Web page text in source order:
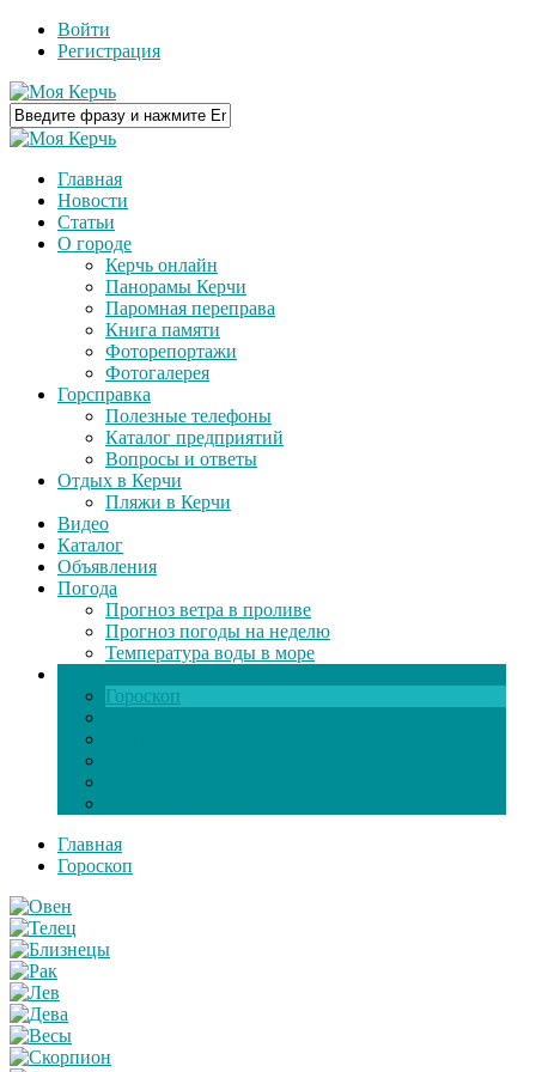
Войти
Регистрация
Главная
Новости
Статьи
О городе
Керчь онлайн
Панорамы Керчи
Паромная переправа
Книга памяти
Фоторепортажи
Фотогалерея
Горсправка
Полезные телефоны
Каталог предприятий
Вопросы и ответы
Отдых в Керчи
Пляжи в Керчи
Видео
Каталог
Объявления
Погода
Прогноз ветра в проливе
Прогноз погоды на неделю
Температура воды в море
Гороскоп
Главная
Гороскоп